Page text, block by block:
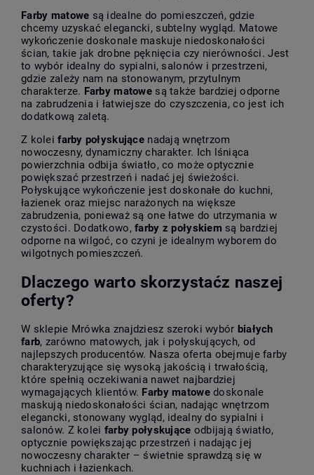
Farby matowe są idealne do pomieszczeń, gdzie
chcemy uzyskać elegancki, subtelny wygląd. Matowe
wykończenie doskonale maskuje niedoskonałości
ścian, takie jak drobne pęknięcia czy nierówności. Jest
to wybór idealny do sypialni, salonów i przestrzeni,
gdzie zależy nam na stonowanym, przytulnym
charakterze. Farby matowe są także bardziej odporne
na zabrudzenia i łatwiejsze do czyszczenia, co jest ich
dodatkową zaletą.
Z kolei farby połyskujące nadają wnętrzom
nowoczesny, dynamiczny charakter. Ich lśniąca
powierzchnia odbija światło, co może optycznie
powiększać przestrzeń i nadać jej świeżości.
Połyskujące wykończenie jest doskonałe do kuchni,
łazienek oraz miejsc narażonych na większe
zabrudzenia, ponieważ są one łatwe do utrzymania w
czystości. Dodatkowo,farby z połyskiem są bardziej
odporne na wilgoć, co czyni je idealnym wyborem do
wilgotnych pomieszczeń.
Dlaczego warto skorzystaćz naszej
oferty?
W sklepie Mrówka znajdziesz szeroki wybór białych
farb, zarówno matowych, jak i połyskujących, od
najlepszych producentów. Nasza oferta obejmuje farby
charakteryzujące się wysoką jakością i trwałością,
które spełnią oczekiwania nawet najbardziej
wymagających klientów. Farby matowedoskonale
maskują niedoskonałości ścian, nadając wnętrzom
elegancki, stonowany wygląd, idealny do sypialni i
salonów. Z kolei farby połyskujące odbijają światło,
optycznie powiększając przestrzeń i nadając jej
nowoczesny charakter – świetnie sprawdzą się w
kuchniach i łazienkach.